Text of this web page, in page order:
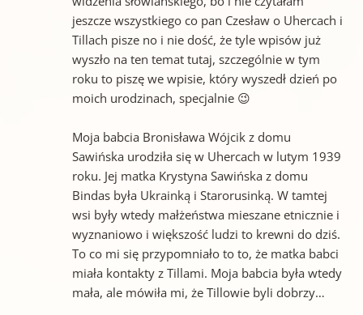
jeszcze wszystkiego co pan Czesław o Uhercach i
Tillach pisze no i nie dość, że tyle wpisów już
wyszło na ten temat tutaj, szczególnie w tym
roku to piszę we wpisie, który wyszedł dzień po
moich urodzinach, specjalnie 😉
Moja babcia Bronisława Wójcik z domu
Sawińska urodziła się w Uhercach w lutym 1939
roku. Jej matka Krystyna Sawińska z domu
Bindas była Ukrainką i Starorusinką. W tamtej
wsi były wtedy małżeństwa mieszane etnicznie i
wyznaniowo i większość ludzi to krewni do dziś.
To co mi się przypomniało to to, że matka babci
miała kontakty z Tillami. Moja babcia była wtedy
mała, ale mówiła mi, że Tillowie byli dobrzy…